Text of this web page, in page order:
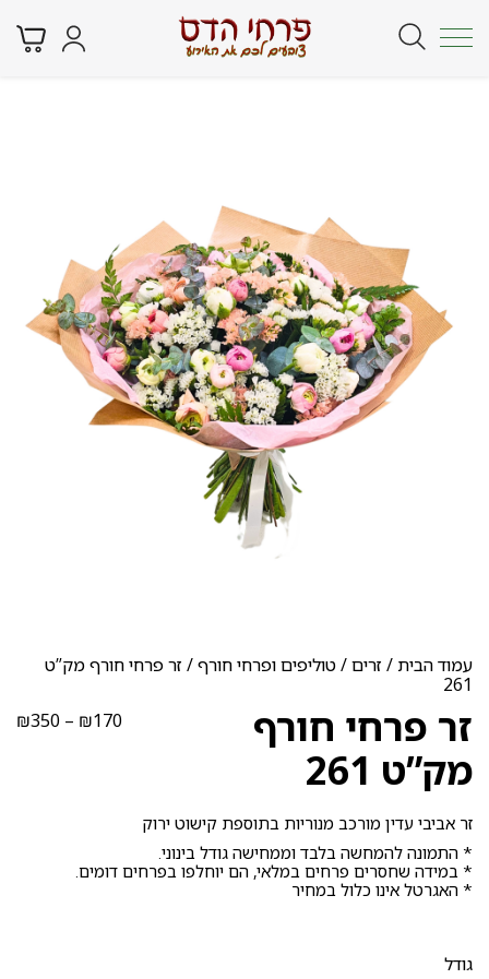
עמוד הבית / זרים/טוליפים ופרחי חורף/ זר פרחי חורף מק”ט
261
זר פרחי חורף
מק”ט 261
₪170
–
₪350
זר אביבי עדין מורכב מנוריות בתוספת קישוט ירוק
* התמונה להמחשה בלבד וממחישה גודל בינוני.
* במידה שחסרים פרחים במלאי, הם יוחלפו בפרחים דומים.
* האגרטל אינו כלול במחיר
גודל